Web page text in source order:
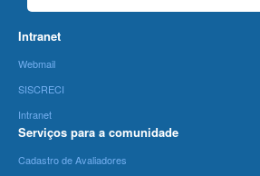
Intranet
Webmail
SISCRECI
Intranet
Serviços para a comunidade
Cadastro de Avaliadores